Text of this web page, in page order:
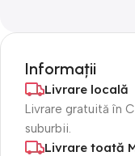
Informații
Livrare locală
Livrare gratuită în
suburbii.
Livrare toată